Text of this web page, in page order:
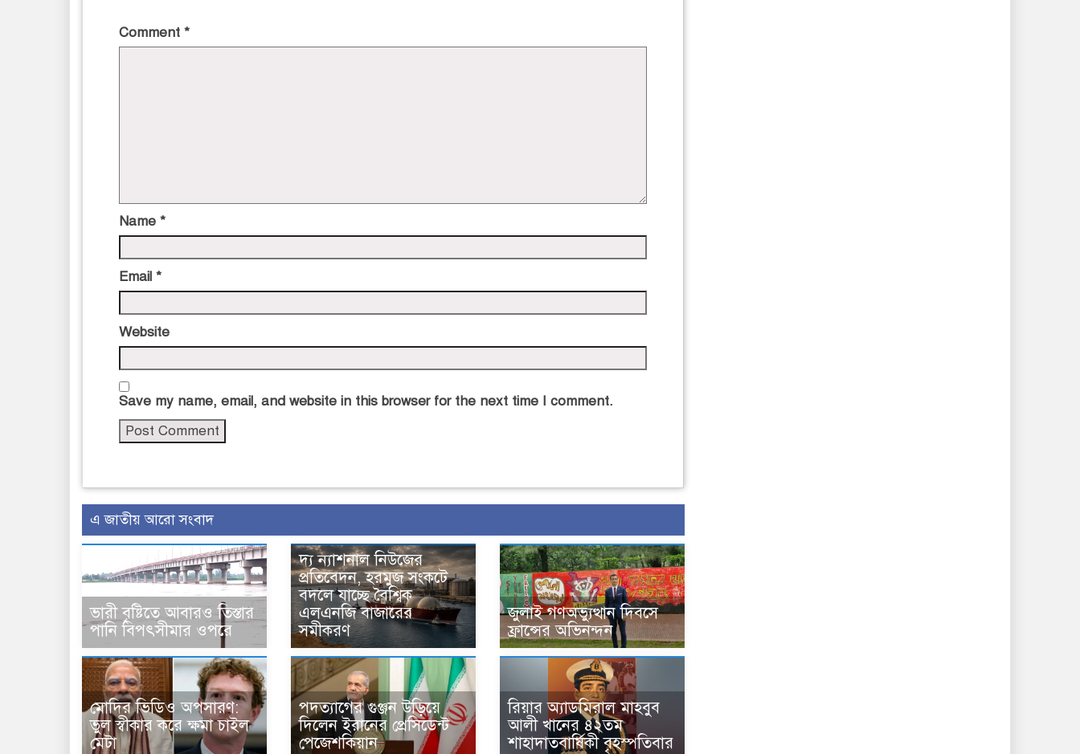
Comment *
Name *
Email *
Website
Save my name, email, and website in this browser for the next time I comment.
এ জাতীয় আরো সংবাদ
ভারী বৃষ্টিতে আবারও তিস্তার
পানি বিপৎসীমার ওপরে
দ্য ন্যাশনাল নিউজের
প্রতিবেদন, হরমুজ সংকটে
বদলে যাচ্ছে বৈশ্বিক
এলএনজি বাজারের
সমীকরণ
জুলাই গণঅভ্যুত্থান দিবসে
ফ্রান্সের অভিনন্দন
মোদির ভিডিও অপসারণ:
ভুল স্বীকার করে ক্ষমা চাইল
মেটা
পদত্যাগের গুঞ্জন উড়িয়ে
দিলেন ইরানের প্রেসিডেন্ট
পেজেশকিয়ান
রিয়ার অ্যাডমিরাল মাহবুব
আলী খানের ৪২তম
শাহাদাতবার্ষিকী বৃহস্পতিবার